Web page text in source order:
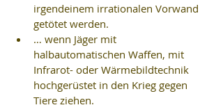
irgendeinem irrationalen Vorwand
getötet werden.
… wenn Jäger mit
halbautomatischen Waffen, mit
Infrarot- oder Wärmebildtechnik
hochgerüstet in den Krieg gegen
Tiere ziehen.